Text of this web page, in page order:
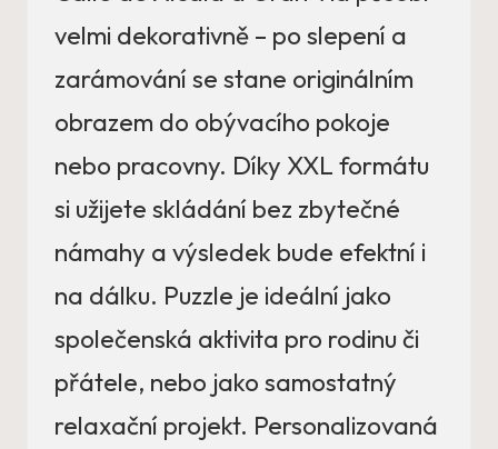
velmi dekorativně – po slepení a
zarámování se stane originálním
obrazem do obývacího pokoje
nebo pracovny. Díky XXL formátu
si užijete skládání bez zbytečné
námahy a výsledek bude efektní i
na dálku. Puzzle je ideální jako
společenská aktivita pro rodinu či
přátele, nebo jako samostatný
relaxační projekt. Personalizovaná